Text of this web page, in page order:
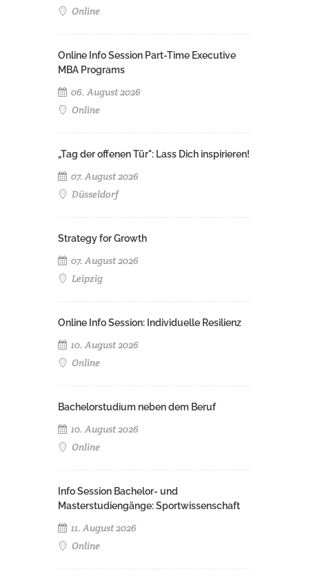
Online
Online Info Session Part-Time Executive
MBA Programs
06. August 2026
Online
„Tag der offenen Tür": Lass Dich inspirieren!
07. August 2026
Düsseldorf
Strategy for Growth
07. August 2026
Leipzig
Online Info Session: Individuelle Resilienz
10. August 2026
Online
Bachelorstudium neben dem Beruf
10. August 2026
Online
Info Session Bachelor- und
Masterstudiengänge: Sportwissenschaft
11. August 2026
Online